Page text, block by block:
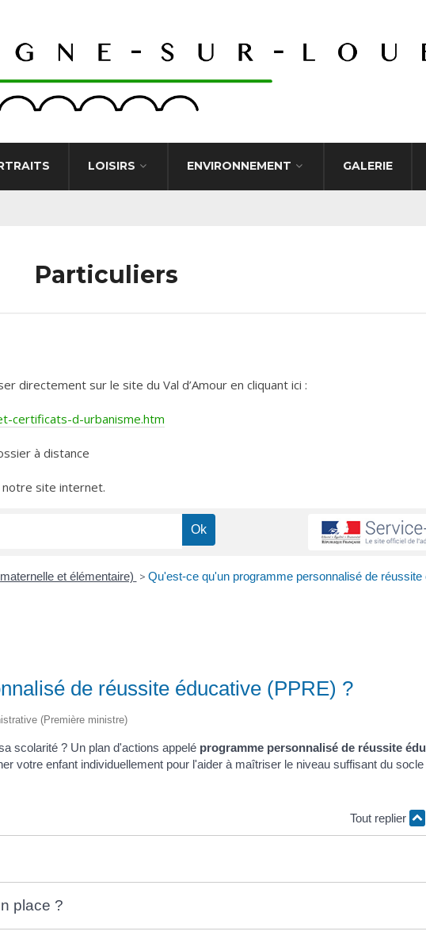
LOISIRS ENVIRONNEMENT GALERIE
Particuliers
directement sur le site du Val d’Amour en cliquant ici :
certificats-d-urbanisme.htm
à distance
notre site internet.
et élémentaire) > Qu'est-ce qu'un programme personnalisé de réussite
de réussite éducative (PPRE) ?
(Première ministre)
scolarité ? Un plan d'actions appelé programme personnalisé de réussite
votre enfant individuellement pour l'aider à maîtriser le niveau suffisant du socle
Tout replier
place ?